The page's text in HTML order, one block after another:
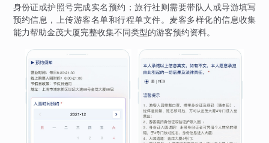
身份证或护照号完成实名预约；旅行社则需要带队人或导游填写
预约信息，上传游客名单和行程单文件。麦客多样化的信息收集
能力帮助金茂大厦完整收集不同类型的游客预约资料。